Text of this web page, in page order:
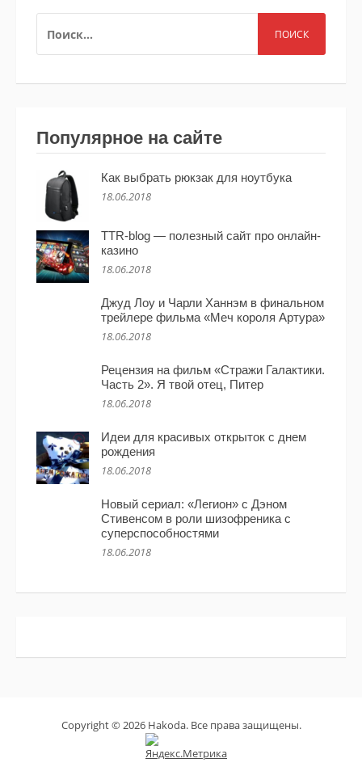
Популярное на сайте
Как выбрать рюкзак для ноутбука
18.06.2018
TTR-blog — полезный сайт про онлайн-
казино
18.06.2018
Джуд Лоу и Чарли Ханнэм в финальном
трейлере фильма «Меч короля Артура»
18.06.2018
Рецензия на фильм «Стражи Галактики.
Часть 2». Я твой отец, Питер
18.06.2018
Идеи для красивых открыток с днем
рождения
18.06.2018
Новый сериал: «Легион» с Дэном
Стивенсом в роли шизофреника с
суперспособностями
18.06.2018
Copyright © 2026 Hakoda. Все права защищены.